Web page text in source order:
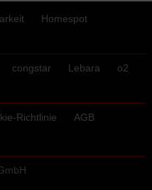
Homespot
congstar Lebara
o2
Richtlinie
AGB